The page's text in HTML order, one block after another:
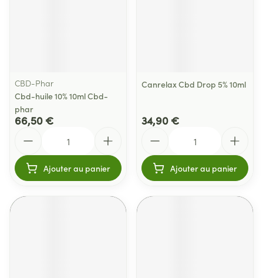
CBD-Phar
Cbd-huile 10% 10ml Cbd-
phar
66,50 €
Ajouter au panier
Canrelax Cbd Drop 5% 10ml
34,90 €
Ajouter au panier